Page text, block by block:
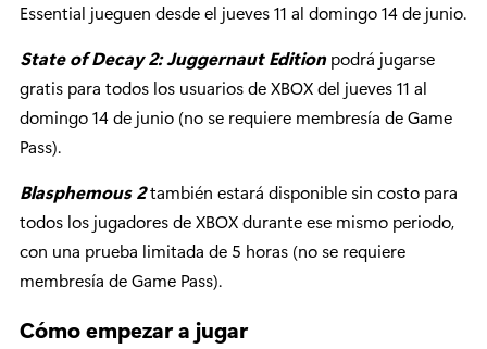
Essential jueguen desde el jueves 11 al domingo 14 de junio.
State of Decay 2: Juggernaut Editionpodrá jugarse
gratis para todos los usuarios de XBOX del jueves 11 al
domingo 14 de junio (no se requiere membresía de Game
Pass).
Blasphemous 2también estará disponible sin costo para
todos los jugadores de XBOX durante ese mismo periodo,
con una prueba limitada de 5 horas (no se requiere
membresía de Game Pass).
Cómo empezar a jugar